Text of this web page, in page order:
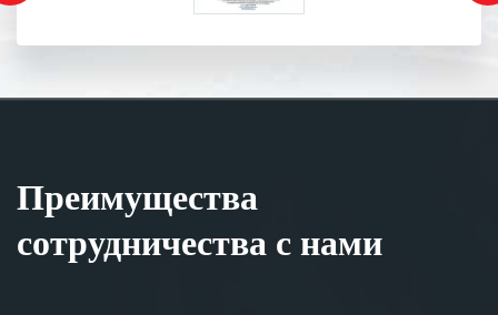
Преимущества
сотрудничества с нами